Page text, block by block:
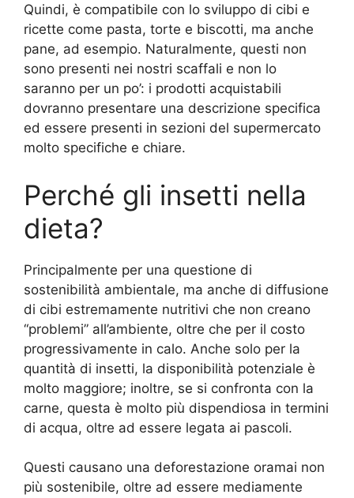
Quindi, è compatibile con lo sviluppo di cibi e
ricette come pasta, torte e biscotti, ma anche
pane, ad esempio. Naturalmente, questi non
sono presenti nei nostri scaffali e non lo
saranno per un po’: i prodotti acquistabili
dovranno presentare una descrizione specifica
ed essere presenti in sezioni del supermercato
molto specifiche e chiare.
Perché gli insetti nella
dieta?
Principalmente per una questione di
sostenibilità ambientale, ma anche di diffusione
di cibi estremamente nutritivi che non creano
“problemi” all’ambiente, oltre che per il costo
progressivamente in calo. Anche solo per la
quantità di insetti, la disponibilità potenziale è
molto maggiore; inoltre, se si confronta con la
carne, questa è molto più dispendiosa in termini
di acqua, oltre ad essere legata ai pascoli.
Questi causano una deforestazione oramai non
più sostenibile, oltre ad essere mediamente